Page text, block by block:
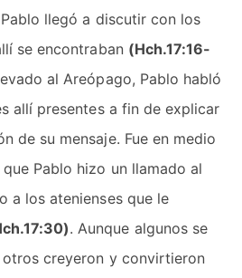
llegó a discutir con los
se encontraban (Hch.17:16-
al Areópago, Pablo habló
allí presentes a fin de explicar
de su mensaje. Fue en medio
Pablo hizo un llamado al
a los atenienses que le
. Aunque algunos se
creyeron y convirtieron